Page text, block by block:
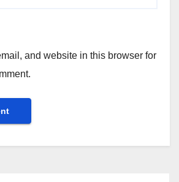
and website in this browser for